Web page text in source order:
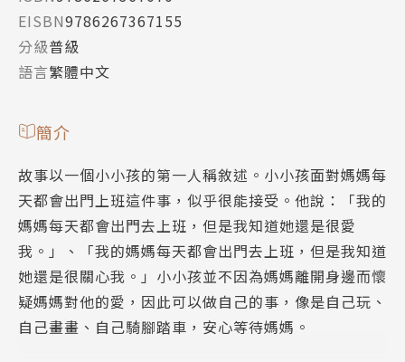
EISBN9786267367155
分級普級
語言繁體中文
簡介
故事以一個小小孩的第一人稱敘述。小小孩面對媽媽每
天都會出門上班這件事，似乎很能接受。他說：「我的
媽媽每天都會出門去上班，但是我知道她還是很愛
我。」、「我的媽媽每天都會出門去上班，但是我知道
她還是很關心我。」小小孩並不因為媽媽離開身邊而懷
疑媽媽對他的愛，因此可以做自己的事，像是自己玩、
自己畫畫、自己騎腳踏車，安心等待媽媽。